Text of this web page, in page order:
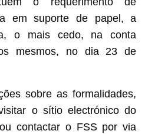
em suporte de papel, a
o mais cedo, na conta
mesmos, no dia 23 de
sobre as formalidades,
o sítio electrónico do
contactar o FSS por via